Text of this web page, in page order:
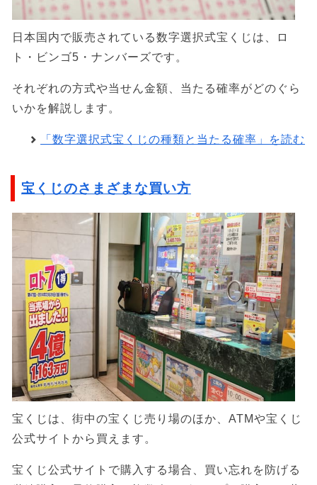
日本国内で販売されている数字選択式宝くじは、ロ
ト・ビンゴ5・ナンバーズです。
それぞれの方式や当せん金額、当たる確率がどのぐら
いかを解説します。
「数字選択式宝くじの種類と当たる確率」を読む
宝くじのさまざまな買い方
宝くじは、街中の宝くじ売り場のほか、ATMや宝くじ
公式サイトから買えます。
宝くじ公式サイトで購入する場合、買い忘れを防げる